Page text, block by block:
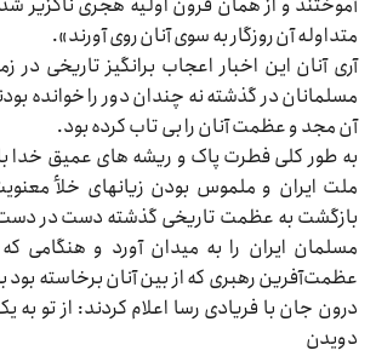
متداوله آن روزگار به سوی آنان روی آورند».
آری آنان این اخبار اعجاب برانگیز تاریخی در
مسلمانان در گذشته نه چندان دور را خوانده
آن مجد و عظمت آنان را بی‌‌‌ تاب کرده بود.
به طور کلی فطرت پاک و ریشه‌‌‌ های عمیق خدا
ملت ایران و ملموس بودن زیانهای خلأ
بازگشت به عظمت تاریخی گذشته دست در
مسلمان ایران را به میدان آورد و هنگامی
عظمت‌آفرین رهبری که از بین آنان برخاسته بود
درون جان با فریادی رسا اعلام کردند: از تو به
دویدن